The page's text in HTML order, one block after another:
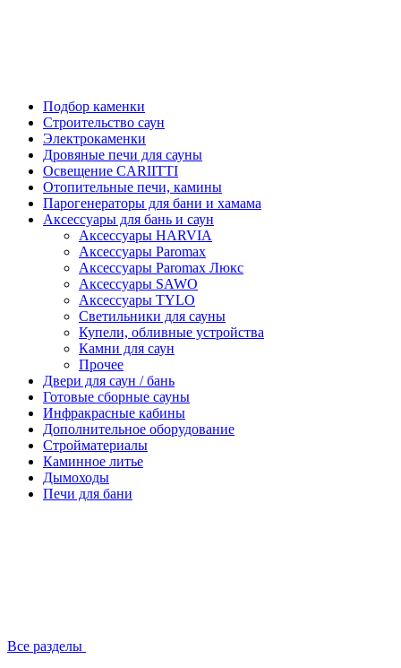
Подбор каменки
Строительство саун
Электрокаменки
Дровяные печи для сауны
Освещение CARIITTI
Отопительные печи, камины
Парогенераторы для бани и хамама
Аксессуары для бань и саун
Аксессуары HARVIA
Аксессуары Paromax
Аксессуары Paromax Люкс
Аксессуары SAWO
Аксессуары TYLO
Светильники для сауны
Купели, обливные устройства
Камни для саун
Прочее
Двери для саун / бань
Готовые сборные сауны
Инфракрасные кабины
Дополнительное оборудование
Стройматериалы
Каминное литье
Дымоходы
Печи для бани
Все разделы